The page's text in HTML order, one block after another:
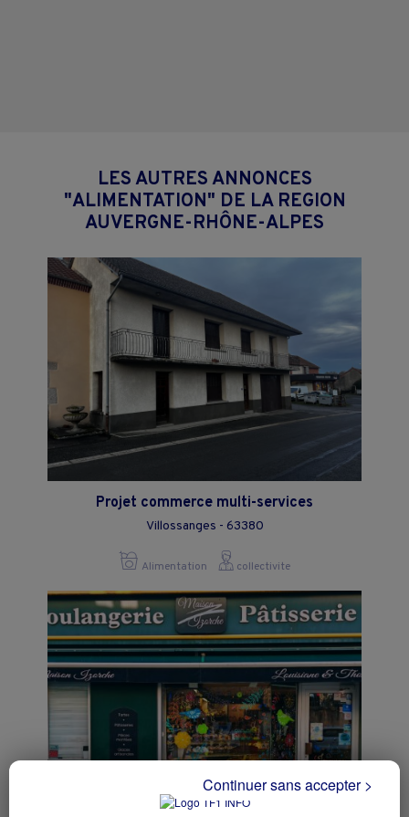
LES AUTRES ANNONCES
"ALIMENTATION" DE LA REGION
AUVERGNE-RHÔNE-ALPES
Projet commerce multi-services
Villossanges - 63380
Alimentation collectivite
Continuer sans accepter >